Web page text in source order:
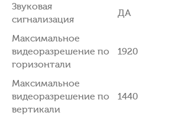
Звуковая
сигнализация
ДА
Максимальное
видеоразрешение по
горизонтали
1920
Максимальное
видеоразрешение по
вертикали
1440